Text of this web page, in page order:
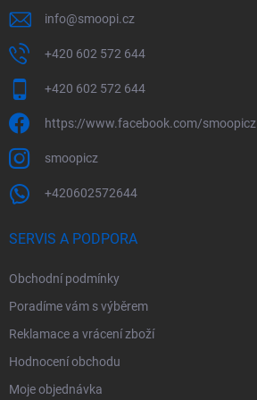
info@smoopi.cz
+420 602 572 644
+420 602 572 644
https://www.facebook.com/smoopicz
smoopicz
+420602572644
SERVIS A PODPORA
Obchodní podmínky
Poradíme vám s výběrem
Reklamace a vrácení zboží
Hodnocení obchodu
Moje objednávka